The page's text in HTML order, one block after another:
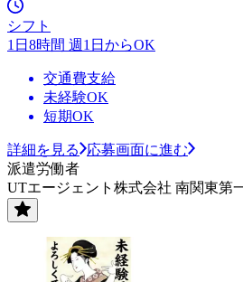
シフト
1日8時間 週1日からOK
交通費支給
未経験OK
短期OK
詳細を見る
応募画面に進む
派遣労働者
UTエージェント株式会社 南関東第